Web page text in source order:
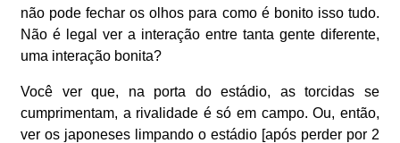
não pode fechar os olhos para como é bonito isso tudo.
Não é legal ver a interação entre tanta gente diferente,
uma interação bonita?
Você ver que, na porta do estádio, as torcidas se
cumprimentam, a rivalidade é só em campo. Ou, então,
ver os japoneses limpando o estádio [após perder por 2